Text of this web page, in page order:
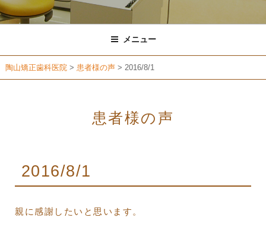
メニュー
陶山矯正歯科医院 > 患者様の声 > 2016/8/1
患者様の声
2016/8/1
親に感謝したいと思います。